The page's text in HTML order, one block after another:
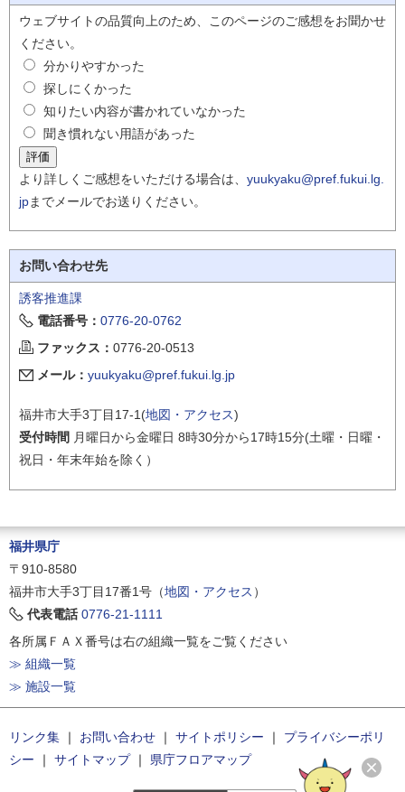
ウェブサイトの品質向上のため、このページのご感想をお聞かせ
ください。
分かりやすかった
探しにくかった
知りたい内容が書かれていなかった
聞き慣れない用語があった
より詳しくご感想をいただける場合は、 yuukyaku@pref.fukui.lg.
jpまでメールでお送りください。
お問い合わせ先
誘客推進課
電話番号： 0776-20-0762
ファックス： 0776-20-0513
メール： yuukyaku@pref.fukui.lg.jp
福井市大手3丁目17-1(地図・アクセス)
受付時間 月曜日から金曜日 8時30分から17時15分(土曜・日曜・
祝日・年末年始を除く）
福井県庁
〒910-8580
福井市大手3丁目17番1号（地図・アクセス ）
代表電話 0776-21-1111
各所属ＦＡＸ番号は右の組織一覧をご覧ください
≫ 組織一覧
≫ 施設一覧
リンク集 ｜ お問い合わせ ｜ サイトポリシー ｜
プライバシーポリ
シー ｜ サイトマップ｜ 県庁フロアマップ